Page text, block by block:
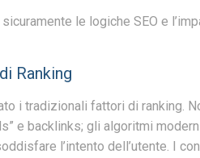
le logiche SEO e
Ranking
i tradizionali fattori di ranking.
e backlinks; gli algoritmi
l’intento dell’utente. I